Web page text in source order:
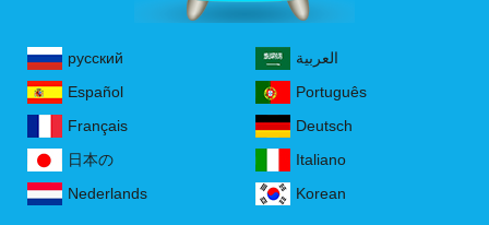
русский
العربية
Español
Português
Français
Deutsch
日本の
Italiano
Nederlands
Korean